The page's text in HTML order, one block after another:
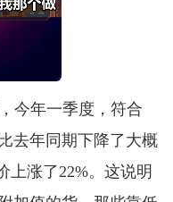
今年一季度，符合
去年同期下降了大概
上涨了22%。这说明